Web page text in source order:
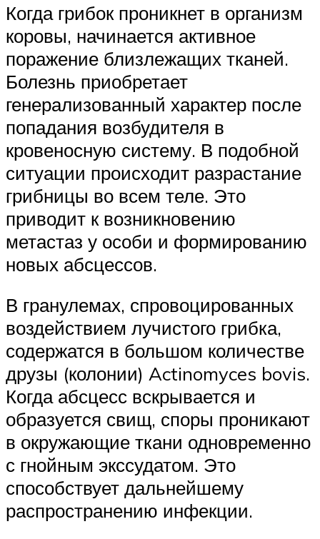
Когда грибок проникнет в организм
коровы, начинается активное
поражение близлежащих тканей.
Болезнь приобретает
генерализованный характер после
попадания возбудителя в
кровеносную систему. В подобной
ситуации происходит разрастание
грибницы во всем теле. Это
приводит к возникновению
метастаз у особи и формированию
новых абсцессов.
В гранулемах, спровоцированных
воздействием лучистого грибка,
содержатся в большом количестве
друзы (колонии) Actinomyces bovis.
Когда абсцесс вскрывается и
образуется свищ, споры проникают
в окружающие ткани одновременно
с гнойным экссудатом. Это
способствует дальнейшему
распространению инфекции.